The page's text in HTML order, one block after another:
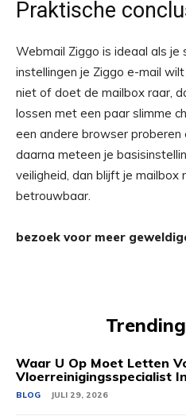
Praktische
Webmail Ziggo is ideaal als je
instellingen je Ziggo e-mail
niet of doet de mailbox raar,
lossen met een paar slimme
een andere browser
daarna meteen je
veiligheid, dan blijft je mailbox
betrouwbaar.
bezoek voor meer
Waar U Op Moet Letten
Vloerreinigingsspecialist
BLOG JULI 29, 2026